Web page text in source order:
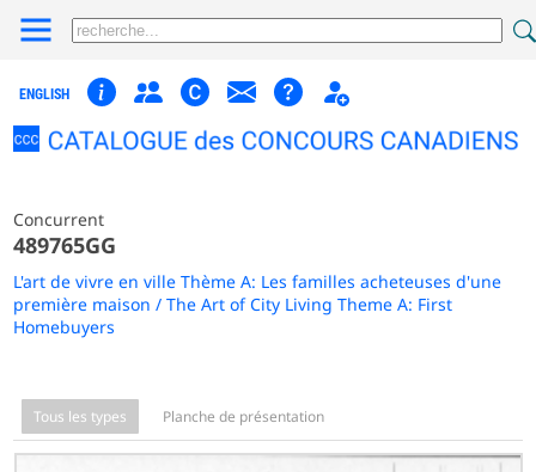
ENGLISH
Concurrent
489765GG
L'art de vivre en ville Thème A: Les familles acheteuses d'une
première maison / The Art of City Living Theme A: First
Homebuyers
Tous les types Planche de présentation